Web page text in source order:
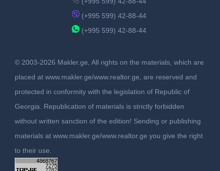
(+995 599) 42-88-44
(+995 599) 42-88-44
© 2003-2026 Makler.ge, All rights on the materials, which are
placed at www.makler.ge/www.realtor.ge, are reserved and
protected in conformity with the legislation of Republic of
Georgia. Republication of materials is strictly forbidden
without written sanction of the edition! Sending or publishing
materials at www.makler.ge/www.realtor.ge you give the right
to their use.